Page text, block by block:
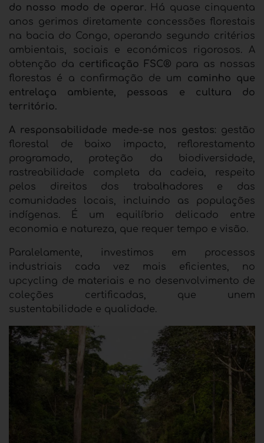
do nosso modo de operar. Há quase cinquenta
anos gerimos diretamente concessões florestais
na bacia do Congo, operando segundo critérios
ambientais, sociais e económicos rigorosos. A
obtenção da certificação FSC® para as nossas
florestas é a confirmação de um caminho que
entrelaça ambiente, pessoas e cultura do
território.
A responsabilidade mede-se nos gestos: gestão
florestal de baixo impacto, reflorestamento
programado, proteção da biodiversidade,
rastreabilidade completa da cadeia, respeito
pelos direitos dos trabalhadores e das
comunidades locais, incluindo as populações
indígenas. É um equilíbrio delicado entre
economia e natureza, que requer tempo e visão.
Paralelamente, investimos em processos
industriais cada vez mais eficientes, no
upcycling de materiais e no desenvolvimento de
coleções certificadas, que unem
sustentabilidade e qualidade.